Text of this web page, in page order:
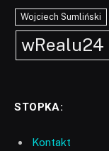
Wojciech Sumliński
wRealu24
STOPKA:
Kontakt